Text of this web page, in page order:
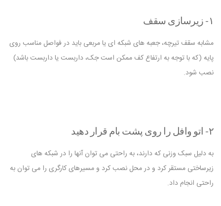
۱- زیرسازی سقف
مشابه سقف تیرچه، جعبه های شبکه ای یا مربعی باید در فواصل مناسب روی
پایه (که با توجه به ارتفاع کف ممکن است جک، داربست یا داربست باشد)
نصب شود.
۲- اتو وافل را روی پشت بام قرار دهید
به دلیل سبک وزنی که دارند، به راحتی می توان آنها را در شبکه های
زیرساختی مستقر کرد و در محل نصب کرد و مسیرهای کارگری را می توان به
راحتی انجام داد.